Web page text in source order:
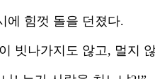
에 힘껏 돌을 던졌다.
빗나가지도 않고, 멀지